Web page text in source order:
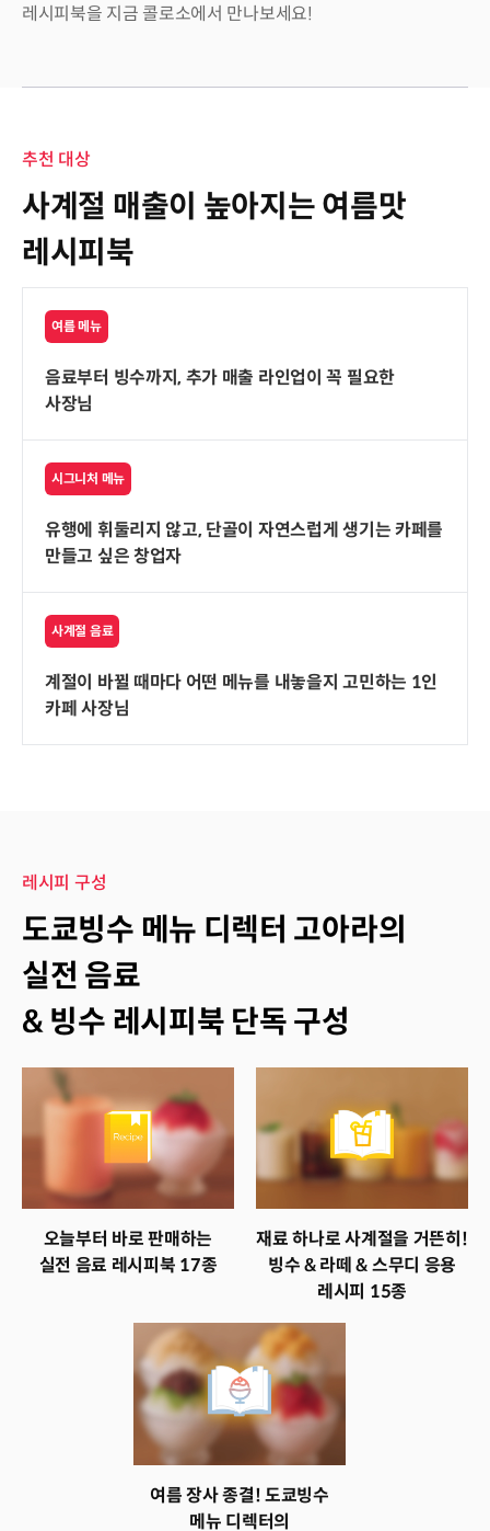
레시피북을 지금 콜로소에서 만나보세요!
추천 대상
사계절 매출이 높아지는 여름맛
레시피북
여름 메뉴
음료부터 빙수까지, 추가 매출 라인업이 꼭 필요한
사장님
시그니처 메뉴
유행에 휘둘리지 않고, 단골이 자연스럽게 생기는 카페를
만들고 싶은 창업자
사계절 음료
계절이 바뀔 때마다 어떤 메뉴를 내놓을지 고민하는 1인
카페 사장님
레시피 구성
도쿄빙수 메뉴 디렉터 고아라의
실전 음료
& 빙수 레시피북 단독 구성
오늘부터 바로 판매하는
실전 음료 레시피북 17종
재료 하나로 사계절을 거뜬히!
빙수 & 라떼 & 스무디 응용
레시피 15종
여름 장사 종결! 도쿄빙수
메뉴 디렉터의